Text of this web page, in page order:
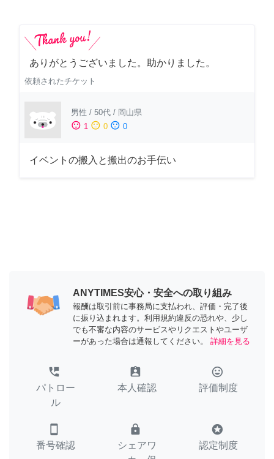
ありがとうございました。助かりました。
依頼されたチケット
男性 / 50代 / 岡山県
sentiment_satisfied 1 sentiment_neutral 0 sentiment_dissatisfied 0
イベントの搬入と搬出のお手伝い
ANYTIMES安心・安全への取り組み
報酬は取引前に事務局に支払われ、評価・完了後
に振り込まれます。利用規約違反の恐れや、少し
でも不審な内容のサービスやリクエストやユーザ
ーがあった場合は通報してください。
詳細を見る
perm_phone_msg
パトロー
ル
assignment_ind
本人確認
tag_faces
評価制度
smartphone
番号確認
lock
シェアワ
stars
認定制度